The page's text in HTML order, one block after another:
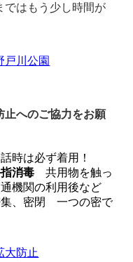
ではもう少し時間が
戸川公園
止へのご協力をお願
時は必ず着用！
消毒 共用物を触っ
機関の利用後など
集、密閉 一つの密で
防止